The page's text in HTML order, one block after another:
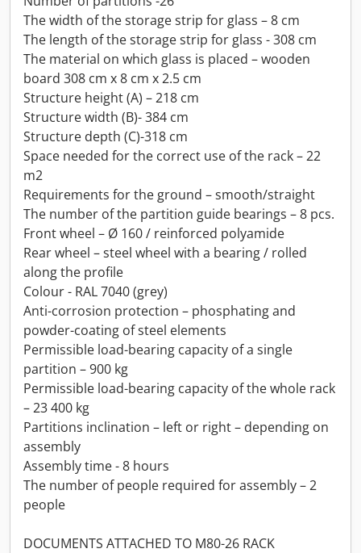
The width of the storage strip for glass – 8 cm
The length of the storage strip for glass - 308 cm
The material on which glass is placed – wooden
board 308 cm x 8 cm x 2.5 cm
Structure height (A) – 218 cm
Structure width (B)- 384 cm
Structure depth (C)-318 cm
Space needed for the correct use of the rack – 22
m2
Requirements for the ground – smooth/straight
The number of the partition guide bearings – 8 pcs.
Front wheel – Ø 160 / reinforced polyamide
Rear wheel – steel wheel with a bearing / rolled
along the profile
Colour - RAL 7040 (grey)
Anti-corrosion protection – phosphating and
powder-coating of steel elements
Permissible load-bearing capacity of a single
partition – 900 kg
Permissible load-bearing capacity of the whole rack
– 23 400 kg
Partitions inclination – left or right – depending on
assembly
Assembly time - 8 hours
The number of people required for assembly – 2
people
DOCUMENTS ATTACHED TO M80-26 RACK